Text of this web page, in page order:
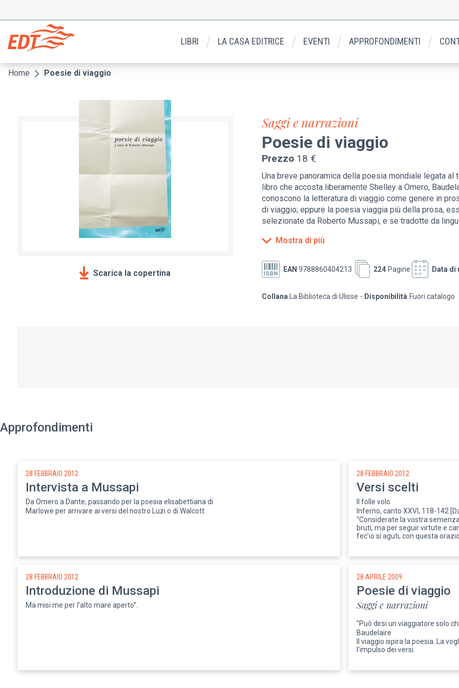
contenuto
principale
Menu
secondario
LIBRI LA CASA EDITRICE EVENTI APPROFONDIMENTI
Briciole
Home Poesie di viaggio
Scarica la copertina
Saggi e narrazioni
Poesie di viaggio
Prezzo 18 €
Una breve panoramica della poesia mondiale legata
libro che accosta liberamente Shelley a Omero,
conoscono la letteratura di viaggio come genere in
di viaggio; eppure la poesia viaggia più della prosa,
selezionate da Roberto Mussapi, e se tradotte da
Ungaretti, Pascoli, il caraibico premio Nobel Derek
Mostra di più
EAN 9788860404213 Pagine
224 Data di
Collana La Biblioteca di Ulisse Disponibilità Fuori catalogo
Approfondimenti
28 FEBBRAIO 2012
Intervista a Mussapi
Da Omero a Dante, passando per la poesia elisabettiana di
Marlowe per arrivare ai versi del nostro Luzi o di Walcott.
28 FEBBRAIO 2012
Versi scelti
Il folle volo
Inferno, canto XXVI, 118-142
"Considerate la vostra
bruti, ma per seguir virtute e
fec’io sí aguti, con questa
28 FEBBRAIO 2012
Introduzione di Mussapi
Ma misi me per l’alto mare aperto”.
28 APRILE 2009
Poesie di viaggio
Saggi e narrazioni
"Può dirsi un viaggiatore solo
Baudelaire
Il viaggio ispira la poesia. La
l'impulso dei versi.